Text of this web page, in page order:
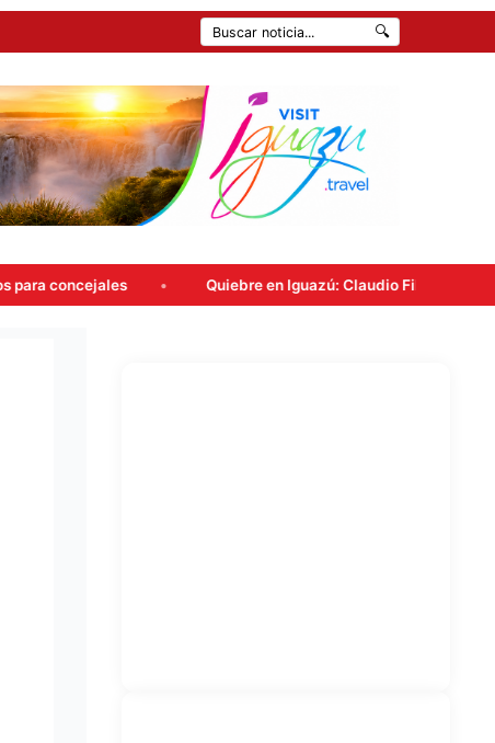
🔍
Quiebre en Iguazú: Claudio Filippa renunció a Encuentro